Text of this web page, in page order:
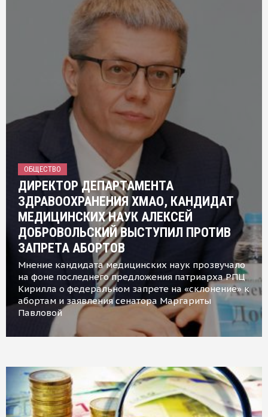
ОБЩЕСТВО
ДИРЕКТОР ДЕПАРТАМЕНТА
ЗДРАВООХРАНЕНИЯ ХМАО, КАНДИДАТ
МЕДИЦИНСКИХ НАУК АЛЕКСЕЙ
ДОБРОВОЛЬСКИЙ ВЫСТУПИЛ ПРОТИВ
ЗАПРЕТА АБОРТОВ
Мнение кандидата медицинских наук прозвучало
на фоне последнего предложения патриарха РПЦ
Кирилла о федеральном запрете на «склонение» к
абортам и заявления сенатора Маргариты
Павловой